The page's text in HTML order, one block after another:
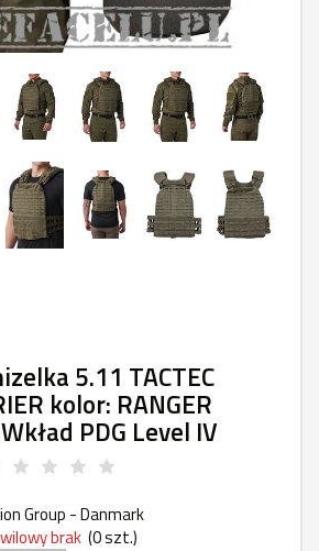
5.11 TACTEC
kolor: RANGER
PDG Level IV
Group - Danmark
brak (0szt.)